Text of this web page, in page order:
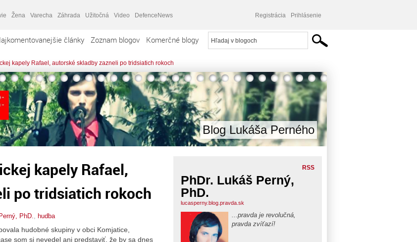
Žena Varecha Záhrada Užitočná Video DefenceNews Registrácia Prihlásenie
články Zoznam blogov Komerčné blogy
kapely Rafael, autorské skladby zazneli po tridsiatich rokoch
Blog Lukáša Perného
kapely Rafael,
po tridsiatich rokoch
PhD. hudba
hudobné skupiny v obci Komjatice,
som si nevedel ani predstaviť, že by sa dnes
RSS
PhDr. Lukáš Perný,
PhD.
lucasperny.blog.pravda.sk
...pravda je revolučná,
pravda zvíťazí!